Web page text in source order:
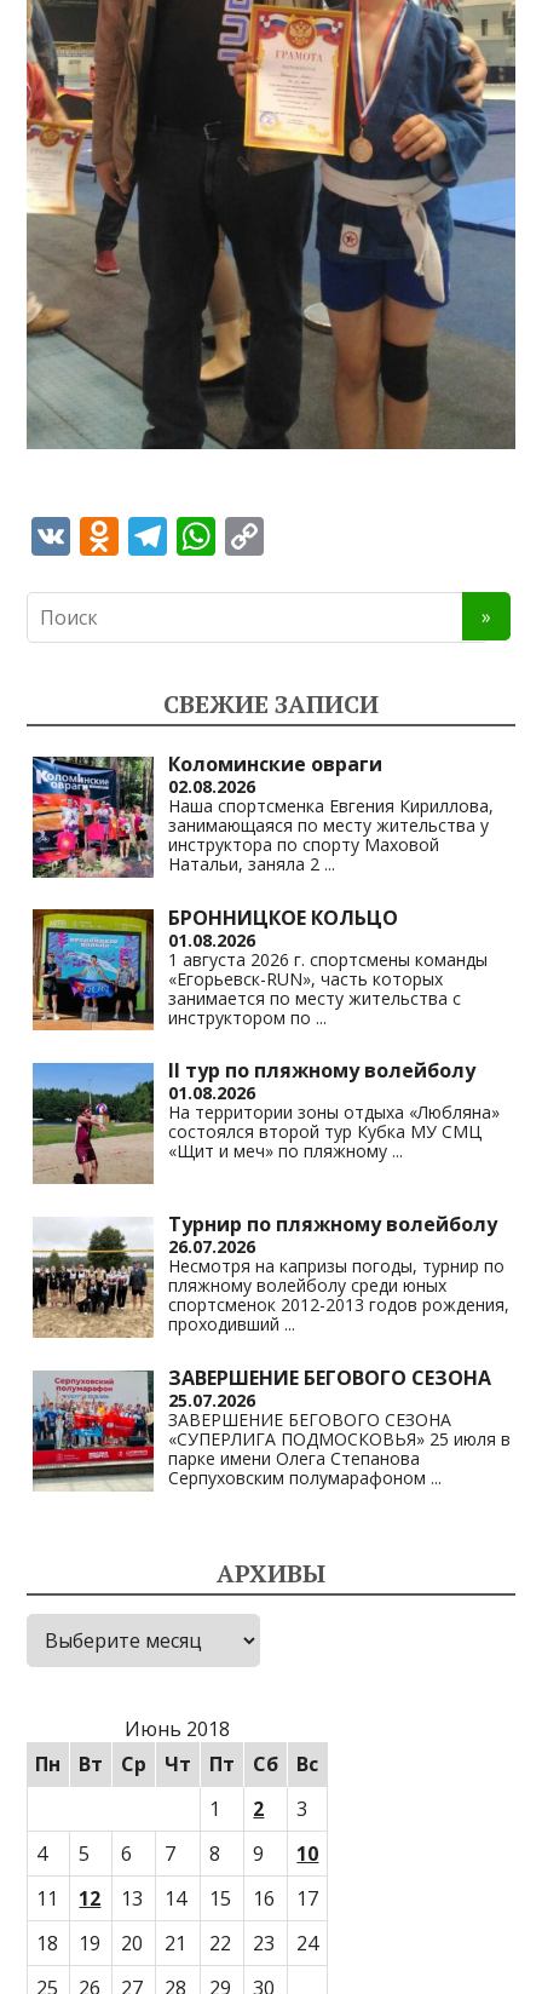
V O
o
as
s
ni
ki
T
gr
a
m
W
s
A
p
p
y
Li
n
k
СВЕЖИЕ ЗАПИСИ
Коломинские овраги
02.08.2026
Наша спортсменка Евгения Кириллова,
занимающаяся по месту жительства у
инструктора по спорту Маховой
Натальи, заняла 2 ...
БРОННИЦКОЕ КОЛЬЦО
01.08.2026
1 августа 2026 г. спортсмены команды
«Егорьевск-RUN», часть которых
занимается по месту жительства с
инструктором по ...
II тур по пляжному волейболу
01.08.2026
На территории зоны отдыха «Любляна»
состоялся второй тур Кубка МУ СМЦ
«Щит и меч» по пляжному ...
Турнир по пляжному волейболу
26.07.2026
Несмотря на капризы погоды, турнир по
пляжному волейболу среди юных
спортсменок 2012-2013 годов рождения,
проходивший ...
ЗАВЕРШЕНИЕ БЕГОВОГО СЕЗОНА
25.07.2026
ЗАВЕРШЕНИЕ БЕГОВОГО СЕЗОНА
«СУПЕРЛИГА ПОДМОСКОВЬЯ» 25 июля в
парке имени Олега Степанова
Серпуховским полумарафоном ...
АРХИВЫ
Архивы
Июнь 2018
Пн
Вт Ср Чт Пт Сб
Вс
1
2
3
4
5 6 7 8 9
10
11
12 13 14 15 16
17
18
19 20 21 22 23
24
25
26 27 28 29 30